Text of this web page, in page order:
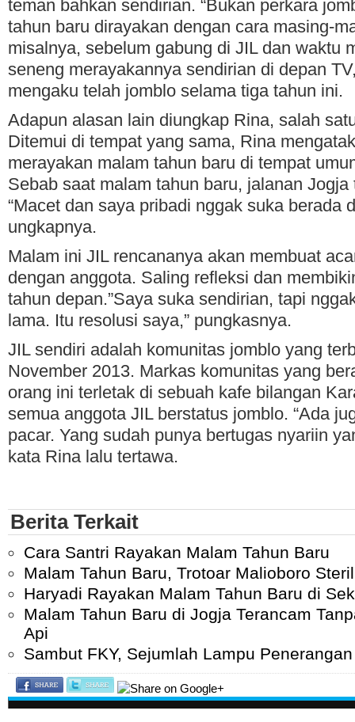
teman bahkan sendirian. “Bukan perkara
tahun baru dirayakan dengan cara masing-
misalnya, sebelum gabung di JIL dan waktu
seneng merayakannya sendirian di depan
mengaku telah jomblo selama tiga tahun ini.
Adapun alasan lain diungkap Rina, salah
Ditemui di tempat yang sama, Rina
merayakan malam tahun baru di tempat
Sebab saat malam tahun baru, jalanan Jogja
“Macet dan saya pribadi nggak suka berada
ungkapnya.
Malam ini JIL rencananya akan membuat
dengan anggota. Saling refleksi dan
tahun depan.”Saya suka sendirian, tapi
lama. Itu resolusi saya,” pungkasnya.
JIL sendiri adalah komunitas jomblo yang
November 2013. Markas komunitas yang
orang ini terletak di sebuah kafe bilangan
semua anggota JIL berstatus jomblo. “Ada
pacar. Yang sudah punya bertugas nyariin
kata Rina lalu tertawa.
Berita Terkait
Cara Santri Rayakan Malam Tahun Baru
Malam Tahun Baru, Trotoar Malioboro
Haryadi Rayakan Malam Tahun Baru di
Malam Tahun Baru di Jogja Terancam
Api
Sambut FKY, Sejumlah Lampu